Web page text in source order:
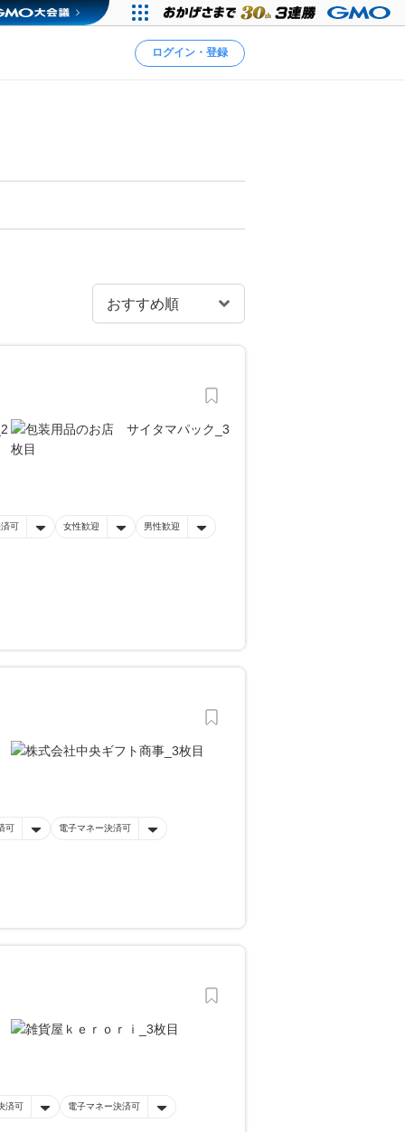
ログイン・登録
可 女性歓迎 男性歓迎
可 電子マネー決済可
済可 電子マネー決済可